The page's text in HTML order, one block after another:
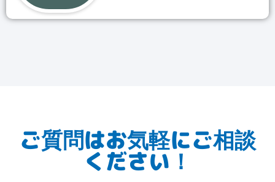
ご質問はお気軽にご相談
ください！